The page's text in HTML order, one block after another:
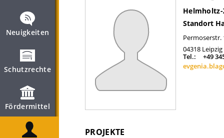
Neuigkeiten
Schutzrechte
Fördermittel
Standort
Permoserstr.
04318 Leipzig
Tel.:
+49
PROJEKTE